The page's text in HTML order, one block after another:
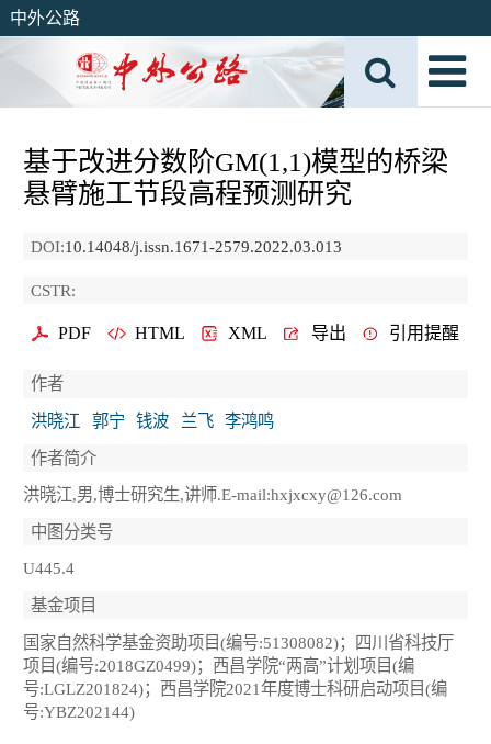
中外公路
基于改进分数阶GM(1,1)模型的桥梁
悬臂施工节段高程预测研究
DOI:10.14048/j.issn.1671-2579.2022.03.013
CSTR:
PDF HTML XML 导出 引用提醒
作者
洪晓江
郭宁 钱波 兰飞
李鸿鸣
作者简介
洪晓江,男,博士研究生,讲师.E-mail:hxjxcxy@126.com
中图分类号
U445.4
基金项目
国家自然科学基金资助项目(编号:51308082)；四川省科技厅
项目(编号:2018GZ0499)；西昌学院“两高”计划项目(编
号:LGLZ201824)；西昌学院2021年度博士科研启动项目(编
号:YBZ202144)